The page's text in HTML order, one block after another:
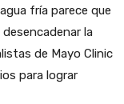
fría parece que
la
de Mayo Clinic
para lograr